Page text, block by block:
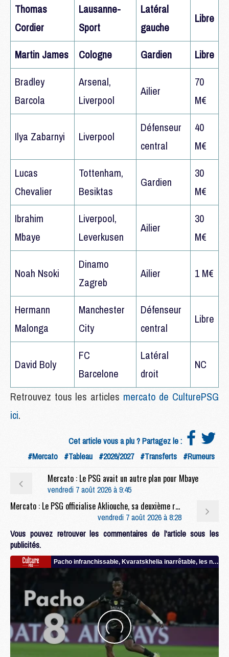
Thomas
Cordier
Lausanne-
Sport
Latéral
gauche
Libre
Martin James Cologne Gardien
Libre
Bradley
Barcola
Arsenal,
Liverpool
Ailier
70
M€
Ilya Zabarnyi Liverpool
Défenseur
central
40
M€
Lucas
Chevalier
Tottenham,
Besiktas
Gardien
30
M€
Ibrahim
Mbaye
Liverpool,
Leverkusen
Ailier
30
M€
Noah Nsoki
Dinamo
Zagreb
Ailier 1 M€
Hermann
Malonga
Manchester
City
Défenseur
central
Libre
David Boly
FC
Barcelone
Latéral
droit
NC
Retrouvez tous les articles mercato de CulturePSG
ici.
Cet article vous a plu ? Partagez le :
#Mercato #Tableau #2026/2027 #Transferts #Rumeurs
Mercato : Le PSG avait un autre plan pour Mbaye
vendredi 7 août 2026 à 9:45
Mercato : Le PSG officialise Akliouche, sa deuxième recrue de l’été
vendredi 7 août 2026 à 8:28
Vous pouvez retrouver les commentaires de l'article sous les
publicités.